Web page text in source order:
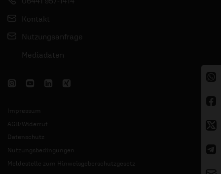
Kontakt
Nutzungsanfrage
Mediadaten
Impressum
AGB/Widerruf
Datenschutz
Nutzungsbedingungen
Meldestelle zum Hinweisgeberschutzgesetz